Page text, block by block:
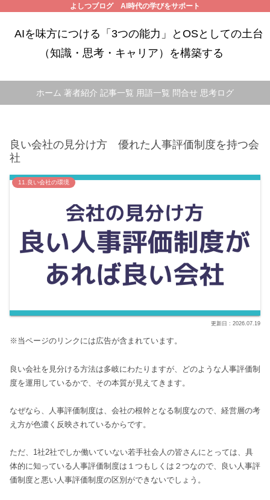
よしつブログ AI時代の学びをサポート
AIを味方につける「3つの能力」とOSとしての土台
（知識・思考・キャリア）を構築する
ホーム 著者紹介 記事一覧 用語一覧 問合せ 思考ログ
良い会社の見分け方 優れた人事評価制度を持つ会
社
11.良い会社の環境
2026.07.19
※当ページのリンクには広告が含まれています。
良い会社を見分ける方法は多岐にわたりますが、どのような人事評価制
度を運用しているかで、その本質が見えてきます。
なぜなら、人事評価制度は、会社の根幹となる制度なので、経営層の考
え方が色濃く反映されているからです。
ただ、1社2社でしか働いていない若手社会人の皆さんにとっては、具
体的に知っている人事評価制度は１つもしくは２つなので、良い人事評
価制度と悪い人事評価制度の区別ができないでしょう。